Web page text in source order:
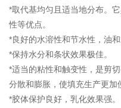
*取代基均匀且适当地分布。
性等优点。
*良好的水溶性和节水性，油和
*保持水分和条状效果极佳。
*适当的粘性和触变性，是剪
分散和膨胀，使填充生产更加
*胶体保护良好，乳化效果强。